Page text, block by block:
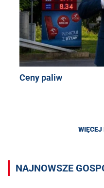
Ceny paliw
WIĘCEJ
NAJNOWSZE